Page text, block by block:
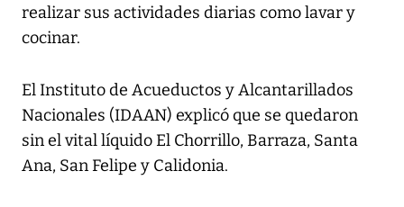
realizar sus actividades diarias como lavar y
cocinar.
El Instituto de Acueductos y Alcantarillados
Nacionales (IDAAN) explicó que se quedaron
sin el vital líquido El Chorrillo, Barraza, Santa
Ana, San Felipe y Calidonia.